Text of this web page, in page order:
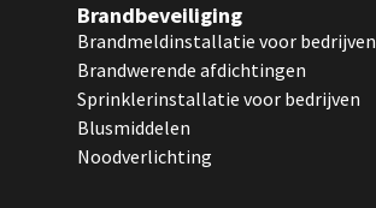
Brandbeveiliging
Brandmeldinstallatie voor bedrijven
Brandwerende afdichtingen
Sprinklerinstallatie voor bedrijven
Blusmiddelen
Noodverlichting